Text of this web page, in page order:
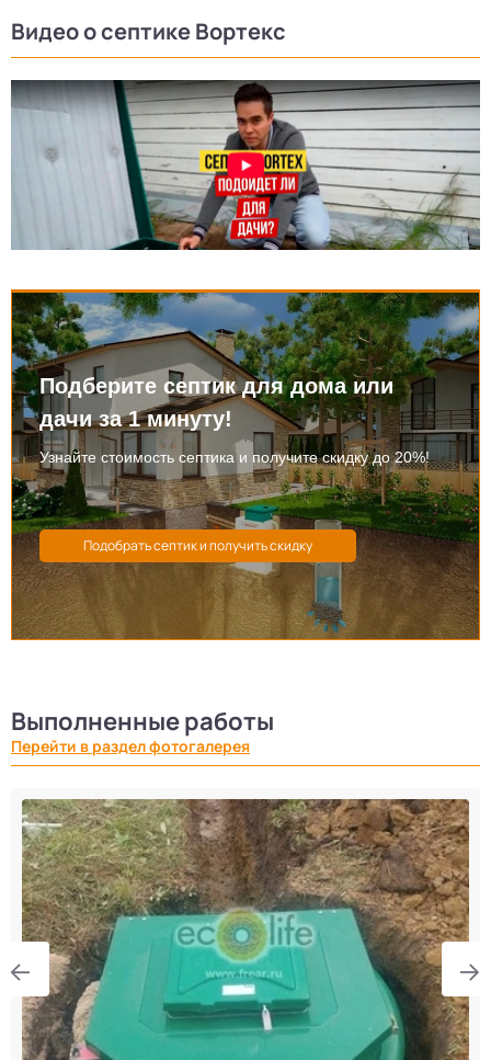
Видео о септике Вортекс
Подберите септик для дома или
дачи за 1 минуту!
Узнайте стоимость септика и получите скидку до 20%!
Выполненные работы
Перейти в раздел фотогалерея